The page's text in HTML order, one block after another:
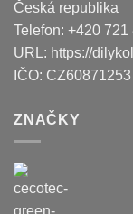
Česká republika
Telefon: +420 721
URL: https://
IČO: CZ60871253
ZNAČKY